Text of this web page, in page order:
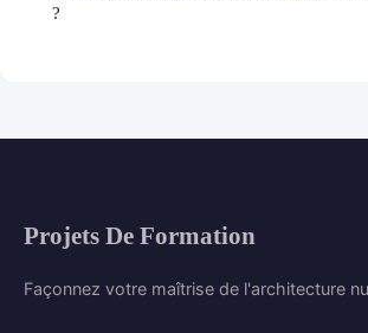
?
Projets De Formation
Façonnez votre maîtrise de l'architecture